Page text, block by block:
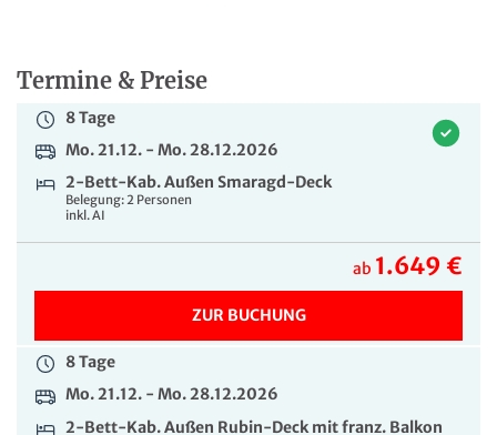
ZUR BUCHUNG
8 Tage
Mo. 21.12. - Mo. 28.12.2026
2-Bett Suite Diamant-/Oberdeck mit DU/WC
Belegung: 2 Personen
inkl. AI
ab 2.849 €
ZUR BUCHUNG
8 Tage
Mo. 21.12. - Mo. 28.12.2026
2-Bett-Kab. Außen Diamant-Deck mit franz.
Termine & Preise
8 Tage
Mo. 21.12. - Mo. 28.12.2026
2-Bett-Kab. Außen Smaragd-Deck
Belegung: 2 Personen
inkl. AI
ab 1.649 €
ZUR BUCHUNG
8 Tage
Mo. 21.12. - Mo. 28.12.2026
2-Bett-Kab. Außen Rubin-Deck mit franz. Balkon